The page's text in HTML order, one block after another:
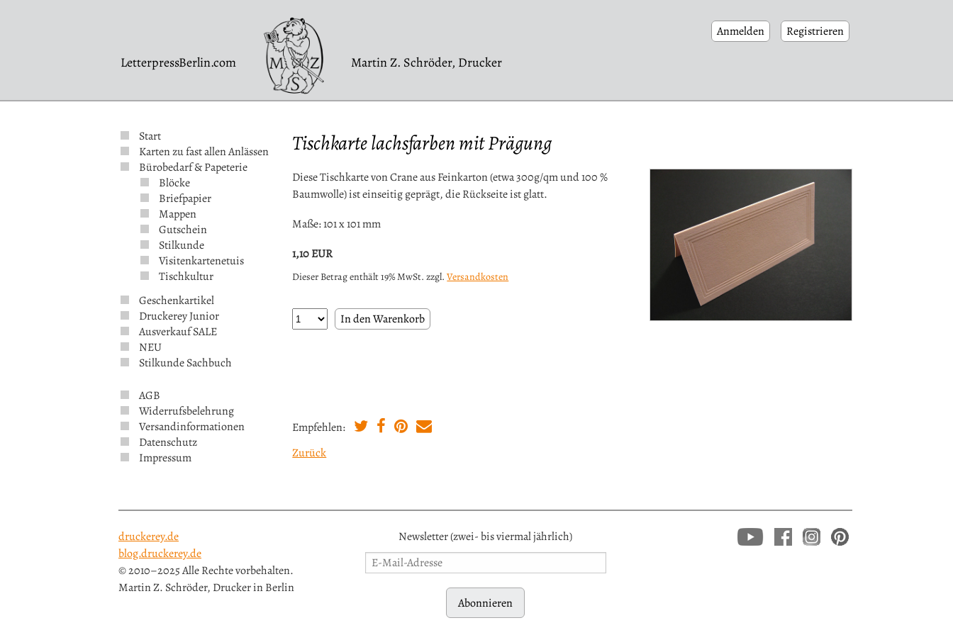
Anmelden Registrieren
LetterpressBerlin.com Martin Z. Schröder, Drucker
Start
Karten zu fast allen Anlässen
Bürobedarf & Papeterie
Blöcke
Briefpapier
Mappen
Gutschein
Stilkunde
Visitenkartenetuis
Tischkultur
Geschenkartikel
Druckerey Junior
Ausverkauf SALE
NEU
Stilkunde Sachbuch
AGB
Widerrufsbelehrung
Versandinformationen
Datenschutz
Impressum
Tischkarte lachsfarben mit Prägung
Diese Tischkarte von Crane aus Feinkarton (etwa 300g/qm und 100 %
Baumwolle) ist einseitig geprägt, die Rückseite ist glatt.
Maße: 101 x 101 mm
1,10EUR
Dieser Betrag enthält 19% MwSt. zzgl.Versandkosten
Empfehlen:
Zurück
druckerey.de
blog.druckerey.de
© 2010–2025 Alle Rechte vorbehalten.
Martin Z. Schröder, Drucker in Berlin
Newsletter (zwei- bis viermal jährlich)
Abonnieren